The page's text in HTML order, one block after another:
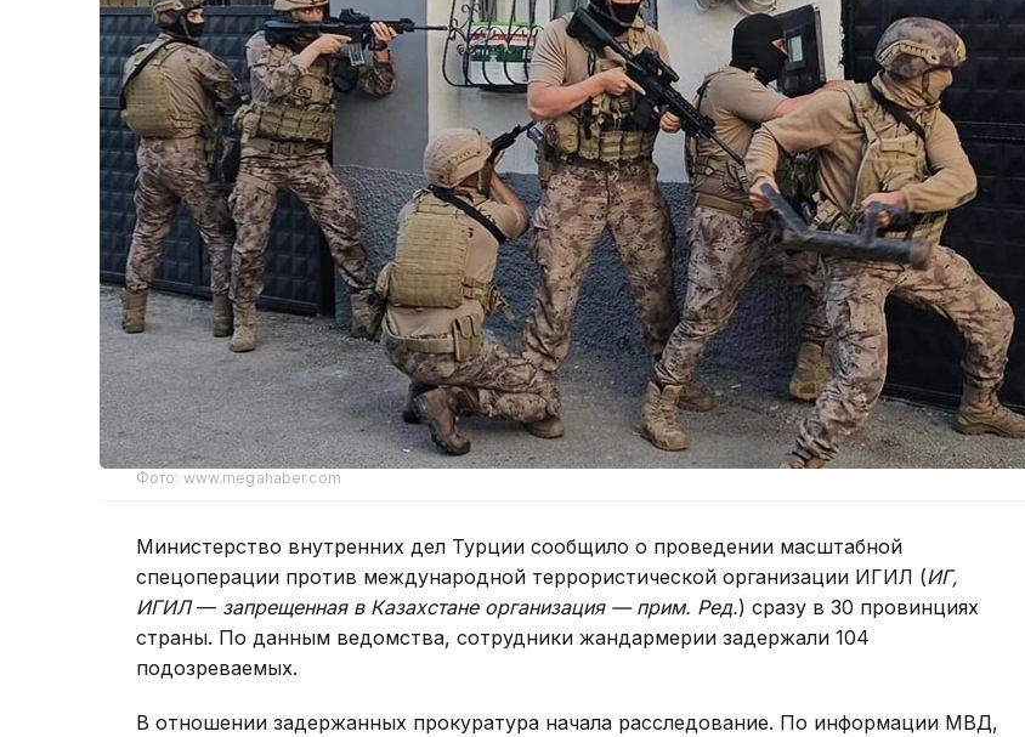
Фото: www.megahaber.com
Министерство внутренних дел Турции сообщило о проведении масштабной
спецоперации против международной террористической организации ИГИЛ (ИГ,
ИГИЛ— запрещенная в Казахстане организация — прим. Ред.) сразу в 30 провинциях
страны. По данным ведомства, сотрудники жандармерии задержали 104
подозреваемых.
В отношении задержанных прокуратура начала расследование. По информации МВД,